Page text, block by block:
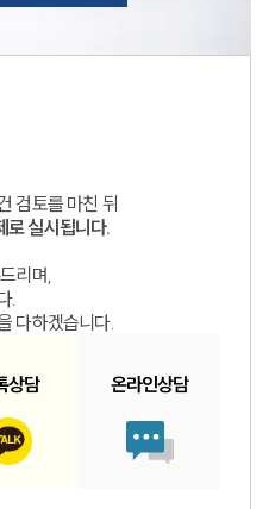
검토를 마친 뒤
로 실시됩니다.
리며,
.
다하겠습니다.
상담 온라인상담